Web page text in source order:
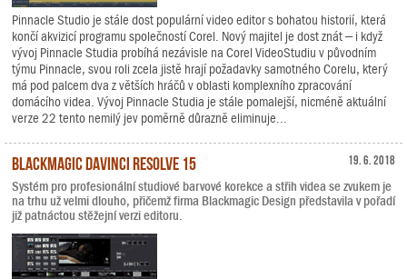
Pinnacle Studio je stále dost populární video editor s bohatou historií, která
končí akvizicí programu společností Corel. Nový majitel je dost znát – i když
vývoj Pinnacle Studia probíhá nezávisle na Corel VideoStudiu v původním
týmu Pinnacle, svou roli zcela jistě hrají požadavky samotného Corelu, který
má pod palcem dva z větších hráčů v oblasti komplexního zpracování
domácího videa. Vývoj Pinnacle Studia je stále pomalejší, nicméně aktuální
verze 22 tento nemilý jev poměrně důrazně eliminuje...
19. 6. 2018
Blackmagic DaVinci Resolve 15
Systém pro profesionální studiové barvové korekce a střih videa se zvukem je
na trhu už velmi dlouho, přičemž firma Blackmagic Design představila v pořadí
již patnáctou stěžejní verzi editoru.